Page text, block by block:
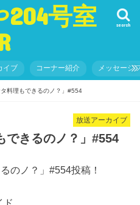
204号室
search
イブ コーナー紹介 メッセージ
料理もできるのノ？」#554
放送アーカイブ
できるのノ？」#554
のノ？」#554投稿！
ド